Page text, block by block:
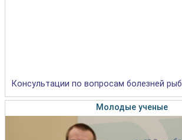
Консультации по вопросам болезней рыб
Молодые ученые